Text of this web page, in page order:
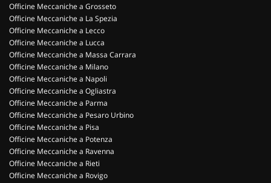
Officine Meccaniche a Grosseto
Officine Meccaniche a La Spezia
Officine Meccaniche a Lecco
Officine Meccaniche a Lucca
Officine Meccaniche a Massa Carrara
Officine Meccaniche a Milano
Officine Meccaniche a Napoli
Officine Meccaniche a Ogliastra
Officine Meccaniche a Parma
Officine Meccaniche a Pesaro Urbino
Officine Meccaniche a Pisa
Officine Meccaniche a Potenza
Officine Meccaniche a Ravenna
Officine Meccaniche a Rieti
Officine Meccaniche a Rovigo